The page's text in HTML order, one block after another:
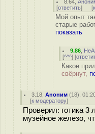
8.64 ,
[ответить] [
Мой опыт
старые
показать
9.86
[^^^] [
Какое
свёрнут,
3.18 ,Аноним (18),
[к модератору]
Проверил: готика 3
музейное железо,